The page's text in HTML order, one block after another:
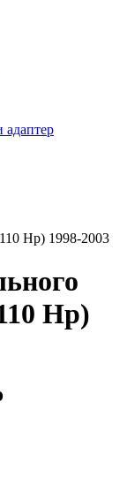
адаптер
Hp) 1998-2003
Hp)